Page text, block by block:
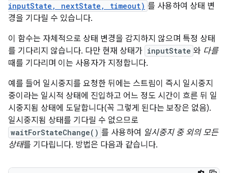
inputState, nextState, timeout) 를 사용하여 상태 변
경을 기다릴 수 있습니다.
이 함수는 자체적으로 상태 변경을 감지하지 않으며 특정 상태
를 기다리지 않습니다. 다만 현재 상태가 inputState 와 다를
때를 기다리며 이는 사용자가 지정합니다.
예를 들어 일시중지를 요청한 뒤에는 스트림이 즉시 일시중지
중이라는 일시적 상태에 진입하고 어느 정도 시간이 흐른 뒤 일
시중지됨 상태에 도달합니다(꼭 그렇게 된다는 보장은 없음).
일시중지됨 상태를 기다릴 수 없으므로
waitForStateChange() 를 사용하여 일시중지 중 외의 모든
상태를 기다립니다. 방법은 다음과 같습니다.